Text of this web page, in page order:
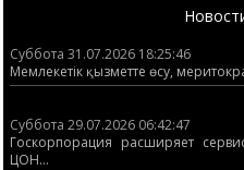
Суббота 31.07.2026 18:25:46
Мемлекетік қызметте өсу,
Суббота 29.07.2026 06:42:47
Госкорпорация расширяет
ЦОН...